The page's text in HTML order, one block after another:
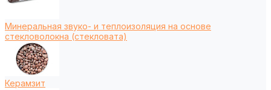
Минеральная звуко- и теплоизоляция на основе
стекловолокна (стекловата)
Керамзит